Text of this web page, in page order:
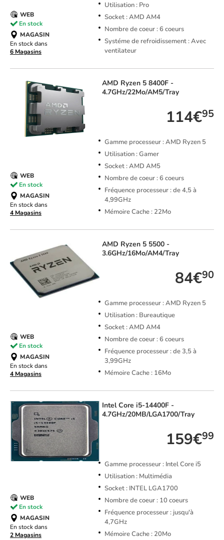
Utilisation : Pro
Socket : AMD AM4
Nombre de coeur : 6 coeurs
Systéme de refroidissement : Avec
ventilateur
WEB
En stock
MAGASIN
En stock dans
6 Magasins
AMD Ryzen 5 8400F -
4.7GHz/22Mo/AM5/Tray
114€95
Gamme processeur : AMD Ryzen 5
Utilisation : Gamer
Socket : AMD AM5
Nombre de coeur : 6 coeurs
Fréquence processeur : de 4,5 à
4,99GHz
Mémoire Cache : 22Mo
WEB
En stock
MAGASIN
En stock dans
4 Magasins
AMD Ryzen 5 5500 -
3.6GHz/16Mo/AM4/Tray
84€90
Gamme processeur : AMD Ryzen 5
Utilisation : Bureautique
Socket : AMD AM4
Nombre de coeur : 6 coeurs
Fréquence processeur : de 3,5 à
3,99GHz
Mémoire Cache : 16Mo
WEB
En stock
MAGASIN
En stock dans
4 Magasins
IntelCore i5-14400F -
4.7GHz/20MB/LGA1700/Tray
159€99
Gamme processeur : Intel Core i5
Utilisation : Multimédia
Socket : INTEL LGA1700
Nombre de coeur : 10 coeurs
Fréquence processeur : jusqu'à
4,7GHz
Mémoire Cache : 20Mo
WEB
En stock
MAGASIN
En stock dans
2 Magasins